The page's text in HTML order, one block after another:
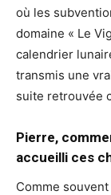
où les
domaine « Le
calendrier
transmis une
suite retrouvée
Pierre,
accueilli ces
Comme